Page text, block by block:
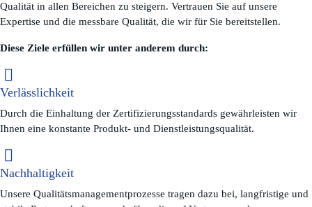
Qualität in allen Bereichen zu steigern. Vertrauen Sie auf unsere
Expertise und die messbare Qualität, die wir für Sie bereitstellen.
Diese Ziele erfüllen wir unter anderem durch:
Verlässlichkeit
Durch die Einhaltung der Zertifizierungsstandards gewährleisten wir
Ihnen eine konstante Produkt- und Dienstleistungsqualität.
Nachhaltigkeit
Unsere Qualitätsmanagementprozesse tragen dazu bei, langfristige und